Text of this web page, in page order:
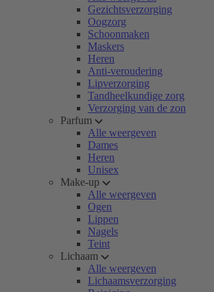
Gezichtsverzorging
Oogzorg
Schoonmaken
Maskers
Heren
Anti-veroudering
Lipverzorging
Tandheelkundige zorg
Verzorging van de zon
Parfum
Alle weergeven
Dames
Heren
Unisex
Make-up
Alle weergeven
Ogen
Lippen
Nagels
Teint
Lichaam
Alle weergeven
Lichaamsverzorging